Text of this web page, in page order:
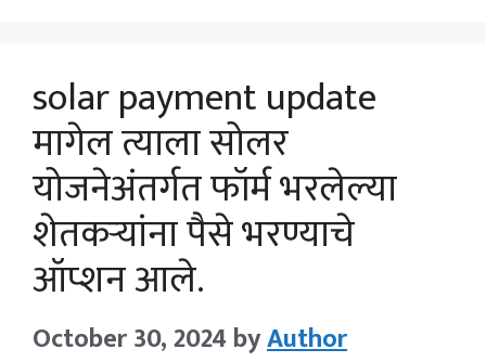
solar payment update
मागेल त्याला सोलर
योजनेअंतर्गत फॉर्म भरलेल्या
शेतकऱ्यांना पैसे भरण्याचे
ऑप्शन आले.
October 30, 2024 byAuthor